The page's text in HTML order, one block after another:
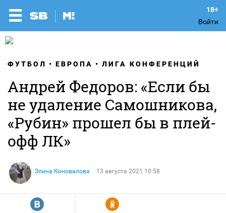
Войти
ФУТБОЛ ЕВРОПА ЛИГА КОНФЕРЕНЦИЙ
Андрей Федоров: «Если бы
не удаление Самошникова,
«Рубин» прошел бы в плей-
офф ЛК»
Элина Коновалова 13 августа 2021 10:58
R Y